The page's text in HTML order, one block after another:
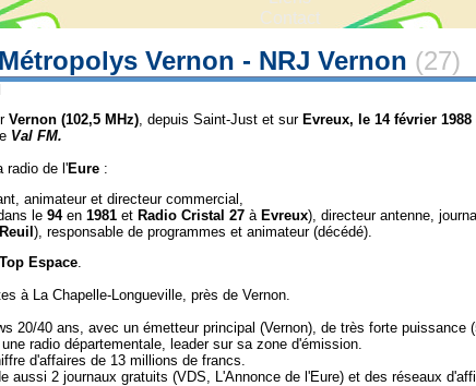
Contact
Vernon - NRJ Vernon (27)
Vernon (102,5 MHz), depuis Saint-Just et sur Evreux, le 14 février 1988
Val FM.
radio de l'Eure :
animateur et directeur commercial,
le 94en 1981 et Radio Cristal 27 à Evreux), directeur antenne,
), responsable de programmes et animateur (décédé).
Espace.
à La Chapelle-Longueville, près de Vernon.
20/40 ans, avec un émetteur principal (Vernon), de très forte
radio départementale, leader sur sa zone d'émission.
d'affaires de 13 millions de francs.
aussi 2 journaux gratuits (VDS, L'Annonce de l'Eure) et des réseaux